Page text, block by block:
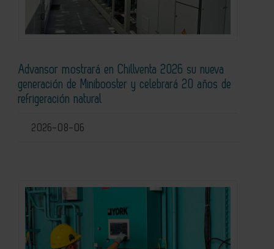
Advansor mostrará en Chillventa 2026 su nueva
generación de Minibooster y celebrará 20 años de
refrigeración natural
2026-08-06